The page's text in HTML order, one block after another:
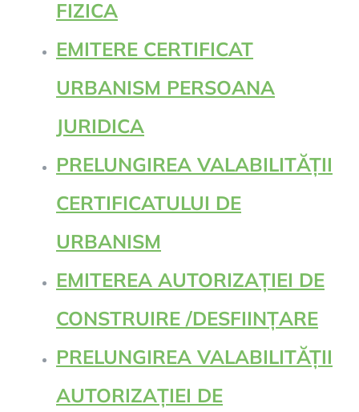
FIZICA
EMITERE CERTIFICAT
URBANISM PERSOANA
JURIDICA
PRELUNGIREA VALABILITĂȚII
CERTIFICATULUI DE
URBANISM
EMITEREA AUTORIZAȚIEI DE
CONSTRUIRE /DESFIINȚARE
PRELUNGIREA VALABILITĂȚII
AUTORIZAȚIEI DE